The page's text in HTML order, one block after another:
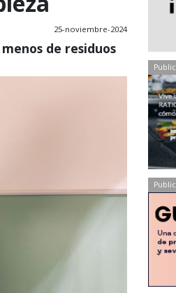
25-noviembre-2024
de residuos